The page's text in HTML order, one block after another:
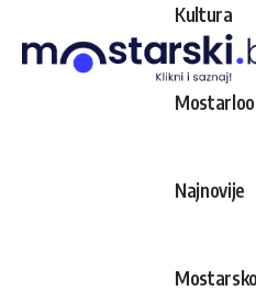
Kultura
Najnovije